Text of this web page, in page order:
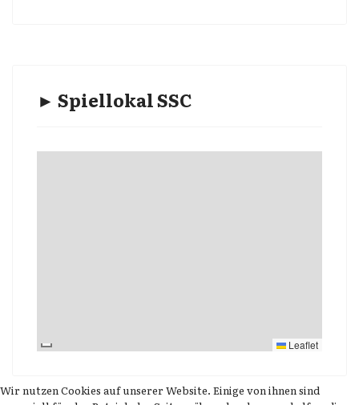
► Spiellokal SSC
Leaflet
Wir nutzen Cookies auf unserer Website. Einige von ihnen sind